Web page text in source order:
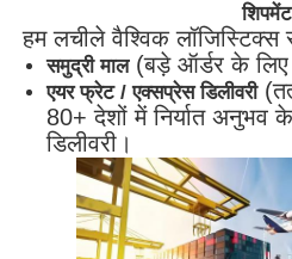
शिपमेंट
हम लचीले वैश्विक लॉजिस्टिक्स
समुद्री माल(बड़े ऑर्डर के
एयर फ्रेट / एक्सप्रेस डिलीवरी
80+ देशों में निर्यात अनुभव
डिलीवरी।